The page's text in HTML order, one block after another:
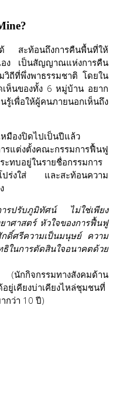
ได้ สะท้อนถึงการคืนพื้นที่ให้
อง เป็นสัญญาณแห่งการคืน
ถีที่พึ่งพาธรรมชาติ โดยใน
ห็นของทั้ง 6 หมู่บ้าน อยาก
เพื่อให้ผู้คนภายนอกเห็นถึง
หมืองปิดไปเป็นปีแล้ว
รแต่งตั้งคณะกรรมการฟื้นฟู
ทบอยู่ในรายชื่อกรรมการ
โปร่งใส่ และสะท้อนความ
การปรับภูมิทัศน์ ไม่ใช่เพียง
าศาสตร์ หัวใจของการฟื้นฟู
ดิ์ศรีความเป็นมนุษย์ ความ
ในการตัดสินใจอนาคตด้วย
จกรรมทางสังคมด้าน
ยู่เคียงบ่าเคียงไหล่ชุมชนที่
กว่า 10 ปี)